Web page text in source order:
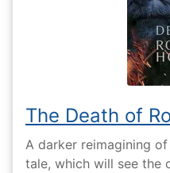
The Death of
A darker reimagining
tale, which will see the